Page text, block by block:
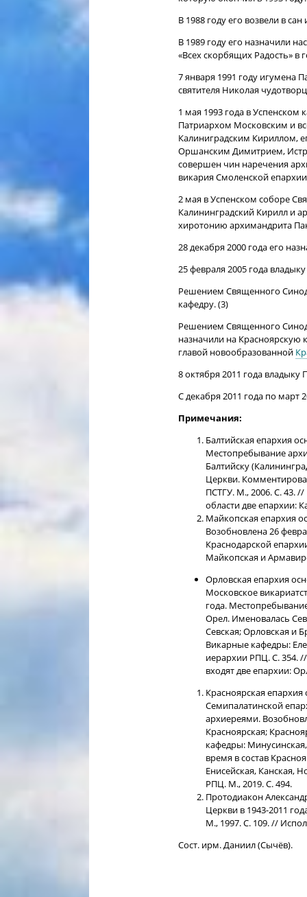
В 1988 году его возвели в сан
В 1989 году его назначили
«Всех скорбящих Радость» в
7 января 1991 году игумена
святителя Николая
1 мая 1993 года в
Патриархом Московским и
Калиниградским Кириллом,
Оршанским Димитрием,
совершен чин наречения
викария Смоленской
2 мая в Успенском соборе
Калининградский Кирилл и
хиротонию архимандрита
28 декабря 2000 года его
25 февраля 2005 года
Решением Священного
кафедру. (3)
Решением Священного
назначили на Красноярскую
главой новообразованной
8 октября 2011 года
С декабря 2011 года по март
Примечания:
Балтийская епархия
Местопребывание
Балтийску
Церкви.
ПСТГУ. М., 2006. С. 43.
области две епархии:
Майкопская епархия
Возобновлена 26
Краснодарской
Майкопская и
Орловская епархия
Московское
года.
Орел. Именовалась
Севская; Орловская и
Викарные кафедры:
иерархии РПЦ. С. 354.
входят две епархии:
Красноярская
Семипалатинской
архиереями.
Красноярская;
кафедры:
время в состав
Енисейская, Канская,
РПЦ. М., 2019. С. 494.
Протодиакон
Церкви в 1943-2011
М., 1997. С. 109. //
Сост. ирм. Даниил (Сычёв).